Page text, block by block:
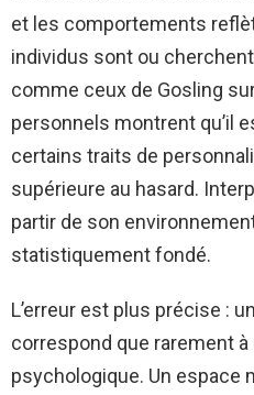
et les comportements
individus sont ou
comme ceux de Gosling
personnels montrent qu’il
certains traits de
supérieure au hasard.
partir de son
statistiquement fondé.
L’erreur est plus précise :
correspond que rarement
psychologique. Un espace